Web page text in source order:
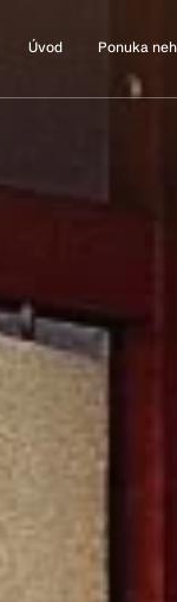
Úvod Ponuka